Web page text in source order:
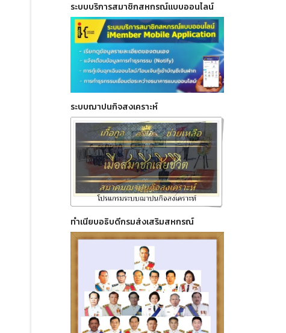
ระบบบริการสมาชิกสหกรณ์แบบออนไลน์
ระบบฌาปนกิจสงเคราะห์
ทำเนียบอธิบดีกรมส่งเสริมสหกรณ์